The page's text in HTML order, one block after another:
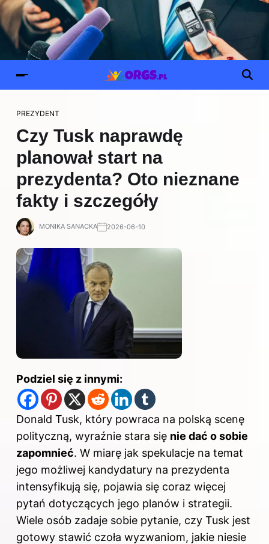
PREZYDENT
Czy Tusk naprawdę
planował start na
prezydenta? Oto nieznane
fakty i szczegóły
MONIKA SANACKA 2026-06-10
Podziel się z innymi:
Donald Tusk, który powraca na polską scenę
polityczną, wyraźnie stara się nie dać o sobie
zapomnieć. W miarę jak spekulacje na temat
jego możliwej kandydatury na prezydenta
intensyfikują się, pojawia się coraz więcej
pytań dotyczących jego planów i strategii.
Wiele osób zadaje sobie pytanie, czy Tusk jest
gotowy stawić czoła wyzwaniom, jakie niesie